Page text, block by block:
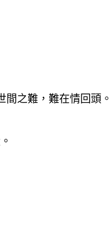
間之難，難在情回頭。